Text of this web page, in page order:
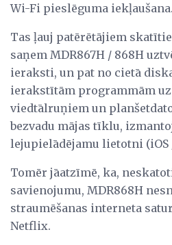
Wi-Fi pieslēguma iekļaušana.
Tas ļauj patērētājiem
saņem MDR867H / 868H
ieraksti, un pat no cietā
ierakstītām programmām
viedtālruņiem un
bezvadu mājas tīklu,
lejupielādējamu lietotni (iOS
Tomēr jāatzīmē, ka,
savienojumu, MDR868H
straumēšanas interneta
Netflix.